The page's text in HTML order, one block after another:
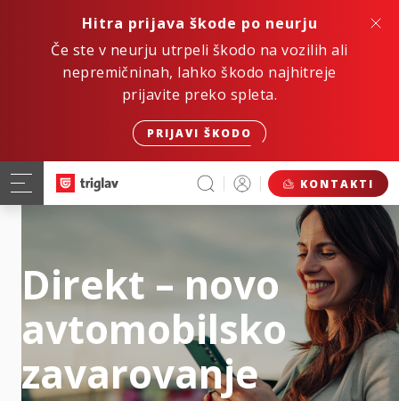
Hitra prijava škode po neurju
Če ste v neurju utrpeli škodo na vozilih ali
nepremičninah, lahko škodo najhitreje
prijavite preko spleta.
PRIJAVI ŠKODO
KONTAKTI
Direkt – novo
avtomobilsko
zavarovanje